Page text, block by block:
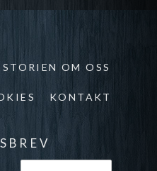
OM OSS
KONTAKT